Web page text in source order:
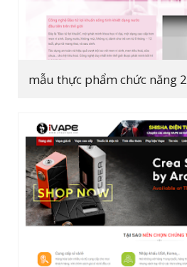
mẫu thực phẩm chức năng 2